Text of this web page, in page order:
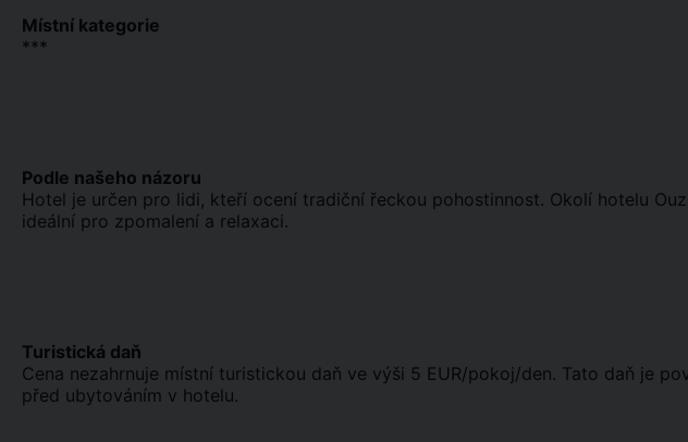
Místní kategorie
***
Podle našeho názoru
Hotel je určen pro lidi, kteří ocení tradiční řeckou pohostinnost. Okolí hotelu
ideální pro zpomalení a relaxaci.
Turistická daň
Cena nezahrnuje místní turistickou daň ve výši 5 EUR/pokoj/den. Tato daň je
před ubytováním v hotelu.